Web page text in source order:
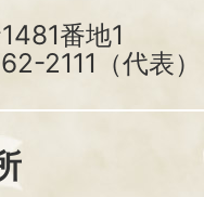
番地1
2111（代表）